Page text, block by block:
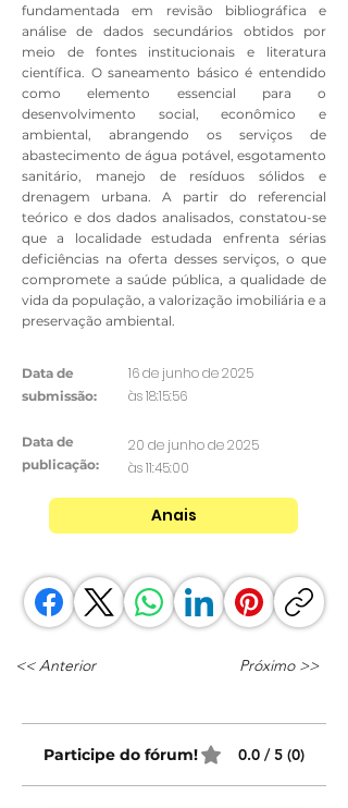
fundamentada em revisão bibliográfica e
análise de dados secundários obtidos por
meio de fontes institucionais e literatura
científica. O saneamento básico é entendido
como elemento essencial para o
desenvolvimento social, econômico e
ambiental, abrangendo os serviços de
abastecimento de água potável, esgotamento
sanitário, manejo de resíduos sólidos e
drenagem urbana. A partir do referencial
teórico e dos dados analisados, constatou-se
que a localidade estudada enfrenta sérias
deficiências na oferta desses serviços, o que
compromete a saúde pública, a qualidade de
vida da população, a valorização imobiliária e a
preservação ambiental.
Data de
submissão:
16 de junho de 2025
às 18:15:56
Data de
publicação:
20 de junho de 2025
às 11:45:00
Anais
<< Anterior Próximo >>
Participe do fórum! 0.0 / 5 (0)